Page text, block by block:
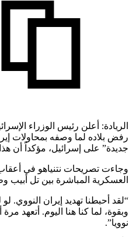
الريادة: أعلن رئيس الوزراء
رفض بلاده لما وصفه بمحاولات
جديدة” على إسرائيل، مؤكداً أن
وجاءت تصريحات نتنياهو في
العسكرية المباشرة بين تل أبيب
“لقد أحبطنا تهديد إيران
وبقوة، لما كنا هنا اليوم. أتعهد
نوويا”.